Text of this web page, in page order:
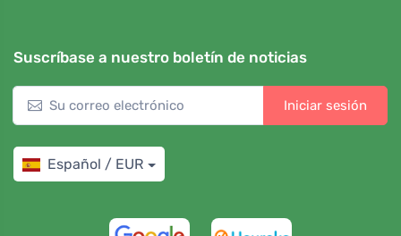
Suscríbase a nuestro boletín de noticias
Iniciar sesión
Español / EUR